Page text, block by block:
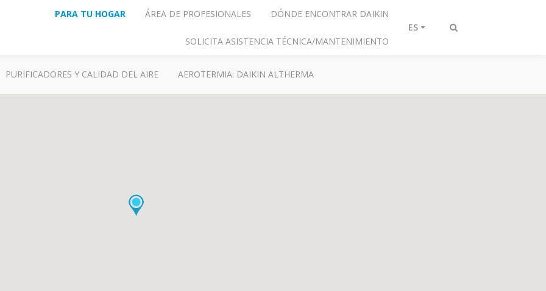
Alternar
PARA TU HOGAR ÁREA DE PROFESIONALES DÓNDE ENCONTRAR DAIKIN
SOLICITA ASISTENCIA TÉCNICA/MANTENIMIENTO
ES
PURIFICADORES Y CALIDAD DEL AIRE AEROTERMIA: DAIKIN ALTHERMA